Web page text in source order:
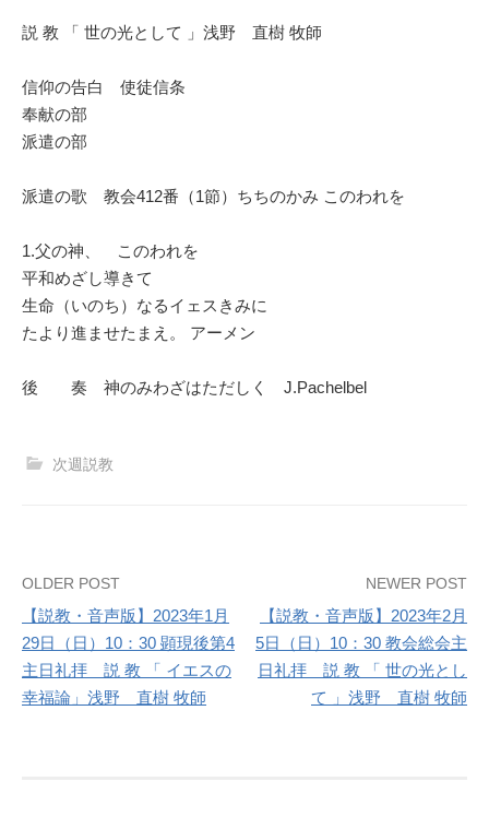
説 教 「 世の光として 」浅野 直樹 牧師
信仰の告白 使徒信条
奉献の部
派遣の部
派遣の歌 教会412番（1節）ちちのかみ このわれを
1.父の神、 このわれを
平和めざし導きて
生命（いのち）なるイェスきみに
たより進ませたまえ。 アーメン
後 奏 神のみわざはただしく J.Pachelbel
次週説教
Post
navigation
OLDER POST
【説教・音声版】2023年1月
29日（日）10：30 顕現後第4
主日礼拝 説 教 「 イエスの
幸福論」浅野 直樹 牧師
NEWER POST
【説教・音声版】2023年2月
5日（日）10：30 教会総会主
日礼拝 説 教 「 世の光とし
て 」浅野 直樹 牧師